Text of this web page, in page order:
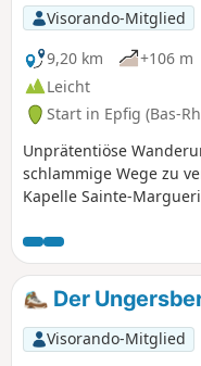
Visorando-Mitglied
9,20 km
+106 m
Leicht
Start in Epfig (Bas-
Unprätentiöse
schlammige Wege zu
Kapelle Sainte-
Epfig herumführt.
Der
Visorando-Mitglied